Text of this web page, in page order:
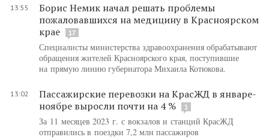
13:55
Борис Немик начал решать проблемы
пожаловавшихся на медицину в Красноярском
крае
17
Специалисты министерства здравоохранения обрабатывают
обращения жителей Красноярского края, поступившие
на прямую линию губернатора Михаила Котюкова.
13:02
Пассажирские перевозки на КрасЖД в январе-
ноябре выросли почти на 4 %
1
За 11 месяцев 2023 г. с вокзалов и станций КрасЖД
отправились в поездки 7,2 млн пассажиров